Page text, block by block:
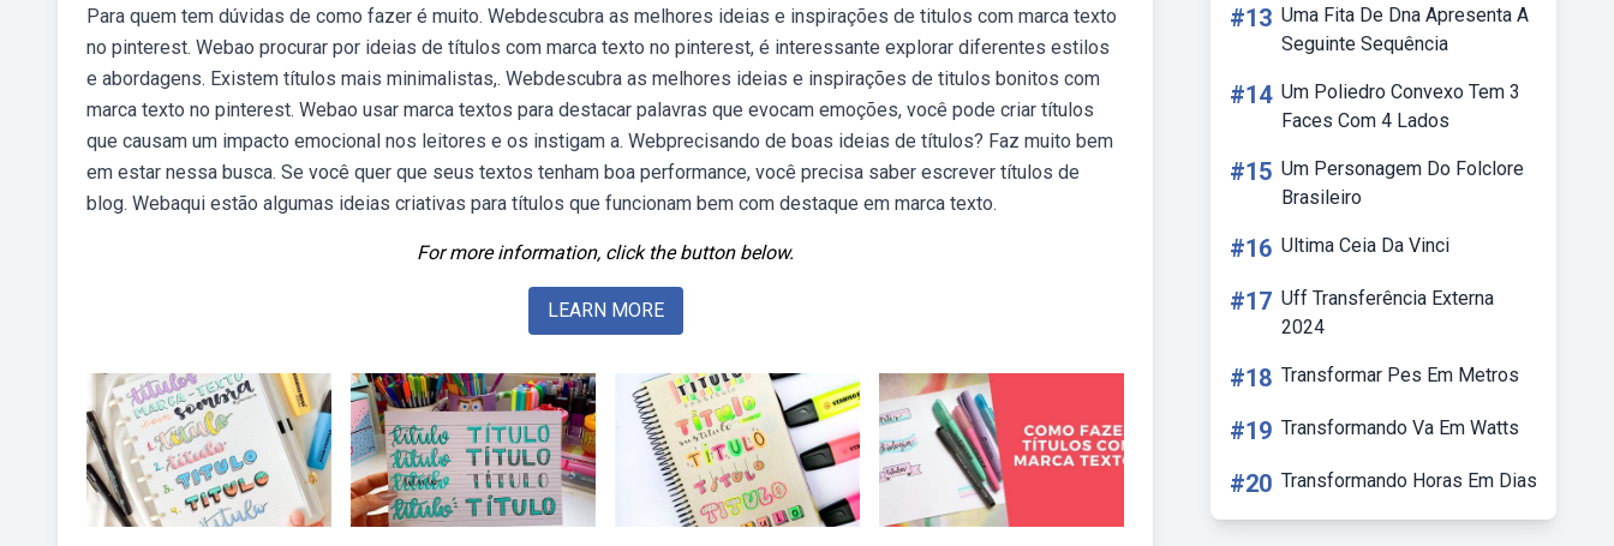
Para quem tem dúvidas de como fazer é muito. Webdescubra as melhores ideias e inspirações de titulos com marca texto
no pinterest. Webao procurar por ideias de títulos com marca texto no pinterest, é interessante explorar diferentes estilos
e abordagens. Existem títulos mais minimalistas,. Webdescubra as melhores ideias e inspirações de titulos bonitos com
marca texto no pinterest. Webao usar marca textos para destacar palavras que evocam emoções, você pode criar títulos
que causam um impacto emocional nos leitores e os instigam a. Webprecisando de boas ideias de títulos? Faz muito bem
em estar nessa busca. Se você quer que seus textos tenham boa performance, você precisa saber escrever títulos de
blog. Webaqui estão algumas ideias criativas para títulos que funcionam bem com destaque em marca texto.
For more information, click the button below.
LEARN MORE
#13 Uma Fita De Dna Apresenta A
Seguinte Sequência
#14 Um Poliedro Convexo Tem 3
Faces Com 4 Lados
#15 Um Personagem Do Folclore
Brasileiro
#16 Ultima Ceia Da Vinci
#17 Uff Transferência Externa
2024
#18 Transformar Pes Em Metros
#19 Transformando Va Em Watts
#20 Transformando Horas Em Dias